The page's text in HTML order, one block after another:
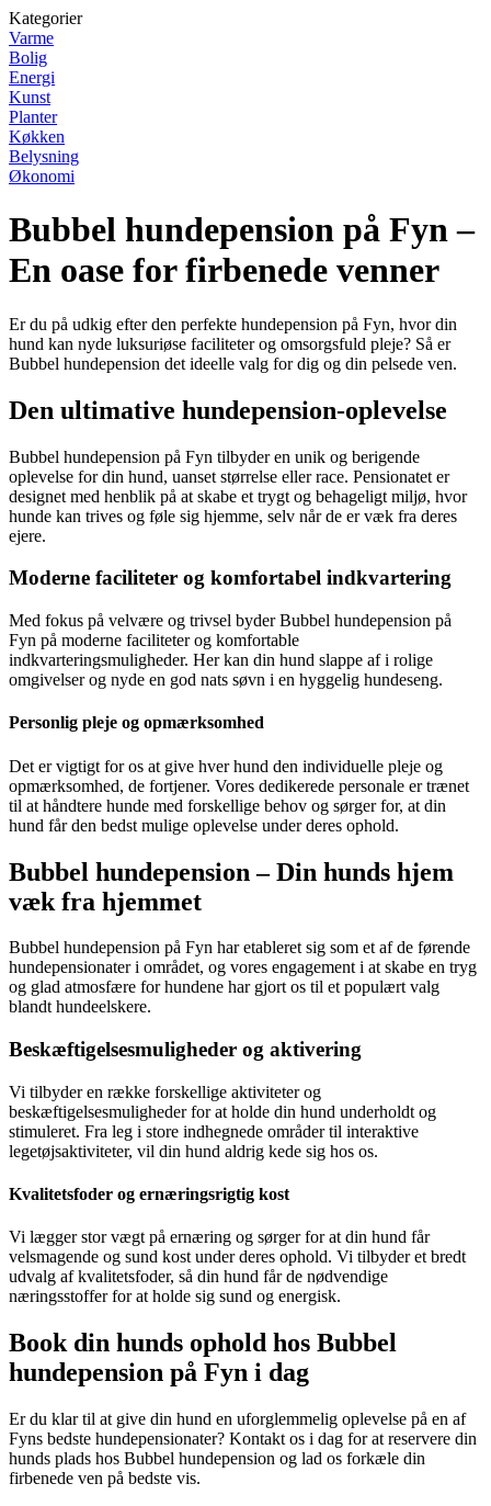
Kategorier
Varme
Bolig
Energi
Kunst
Planter
Køkken
Belysning
Økonomi
Bubbel hundepension på Fyn –
En oase for firbenede venner
Er du på udkig efter den perfekte hundepension på Fyn, hvor din
hund kan nyde luksuriøse faciliteter og omsorgsfuld pleje? Så er
Bubbel hundepension det ideelle valg for dig og din pelsede ven.
Den ultimative hundepension-oplevelse
Bubbel hundepension på Fyn tilbyder en unik og berigende
oplevelse for din hund, uanset størrelse eller race. Pensionatet er
designet med henblik på at skabe et trygt og behageligt miljø, hvor
hunde kan trives og føle sig hjemme, selv når de er væk fra deres
ejere.
Moderne faciliteter og komfortabel indkvartering
Med fokus på velvære og trivsel byder Bubbel hundepension på
Fyn på moderne faciliteter og komfortable
indkvarteringsmuligheder. Her kan din hund slappe af i rolige
omgivelser og nyde en god nats søvn i en hyggelig hundeseng.
Personlig pleje og opmærksomhed
Det er vigtigt for os at give hver hund den individuelle pleje og
opmærksomhed, de fortjener. Vores dedikerede personale er trænet
til at håndtere hunde med forskellige behov og sørger for, at din
hund får den bedst mulige oplevelse under deres ophold.
Bubbel hundepension – Din hunds hjem
væk fra hjemmet
Bubbel hundepension på Fyn har etableret sig som et af de førende
hundepensionater i området, og vores engagement i at skabe en tryg
og glad atmosfære for hundene har gjort os til et populært valg
blandt hundeelskere.
Beskæftigelsesmuligheder og aktivering
Vi tilbyder en række forskellige aktiviteter og
beskæftigelsesmuligheder for at holde din hund underholdt og
stimuleret. Fra leg i store indhegnede områder til interaktive
legetøjsaktiviteter, vil din hund aldrig kede sig hos os.
Kvalitetsfoder og ernæringsrigtig kost
Vi lægger stor vægt på ernæring og sørger for at din hund får
velsmagende og sund kost under deres ophold. Vi tilbyder et bredt
udvalg af kvalitetsfoder, så din hund får de nødvendige
næringsstoffer for at holde sig sund og energisk.
Book din hunds ophold hos Bubbel
hundepension på Fyn i dag
Er du klar til at give din hund en uforglemmelig oplevelse på en af
Fyns bedste hundepensionater? Kontakt os i dag for at reservere din
hunds plads hos Bubbel hundepension og lad os forkæle din
firbenede ven på bedste vis.